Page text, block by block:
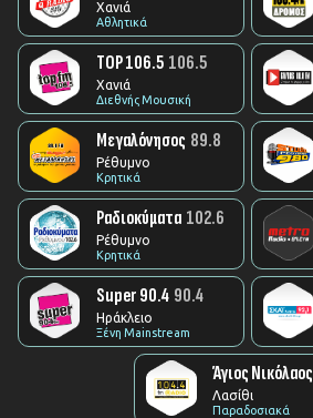
Χανιά
Αθλητικά
TOP 106.5 106.5
Χανιά
Διεθνής Μουσική
Μεγαλόνησος 89.8
Ρέθυμνο
Κρητικά
Ραδιοκύματα 102.6
Ρέθυμνο
Κρητικά
Super 90.4 90.4
Ηράκλειο
Ξένη Mainstream
Άγιος Νικόλαος
Λασίθι
Παραδοσιακά